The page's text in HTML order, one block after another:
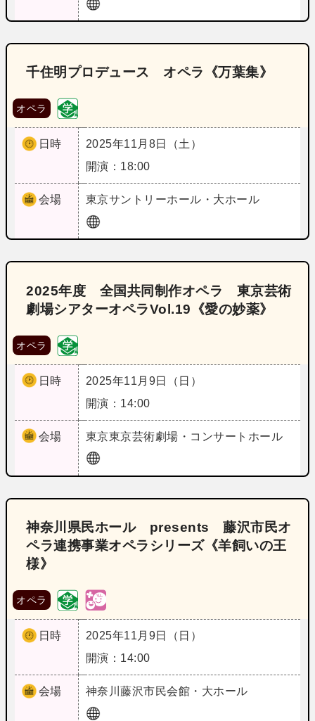
千住明プロデュース オペラ《万葉集》
オペラ
日時
2025年11月8日（土）
開演：18:00
会場 東京サントリーホール・大ホール
2025年度 全国共同制作オペラ 東京芸術
劇場シアターオペラVol.19《愛の妙薬》
オペラ
日時
2025年11月9日（日）
開演：14:00
会場 東京東京芸術劇場・コンサートホール
神奈川県民ホール presents 藤沢市民オ
ペラ連携事業オペラシリーズ《羊飼いの王
様》
オペラ
日時
2025年11月9日（日）
開演：14:00
会場 神奈川藤沢市民会館・大ホール